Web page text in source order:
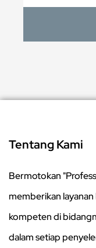
Tentang Kami
Bermotokan
memberikan
kompeten di
dalam setiap